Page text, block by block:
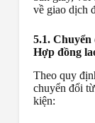
về giao dịch
5.1. Chuyển
Hợp đồng
Theo quy
chuyển đổi
kiện: